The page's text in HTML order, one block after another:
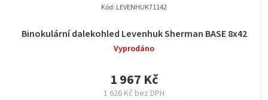
Binokulární dalekohled Levenhuk Sherman BASE 8x42
Vyprodáno
1 626 Kč bez DPH
1 967 Kč
Kód: LEVENHUK71142